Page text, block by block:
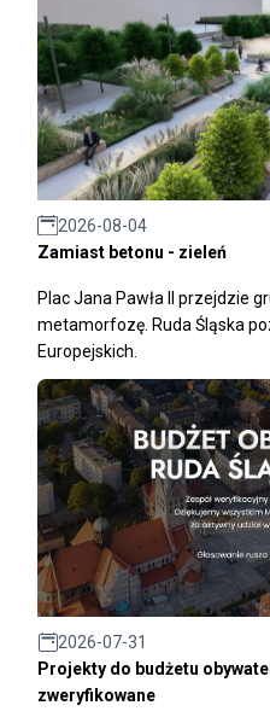
2026-08-04
Zamiast betonu - zieleń
Plac Jana Pawła II przejdzie
metamorfozę. Ruda Śląska
Europejskich.
2026-07-31
Projekty do budżetu
zweryfikowane